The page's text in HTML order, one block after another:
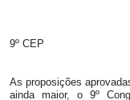
9º CEP
As proposições
ainda maior, o 9º